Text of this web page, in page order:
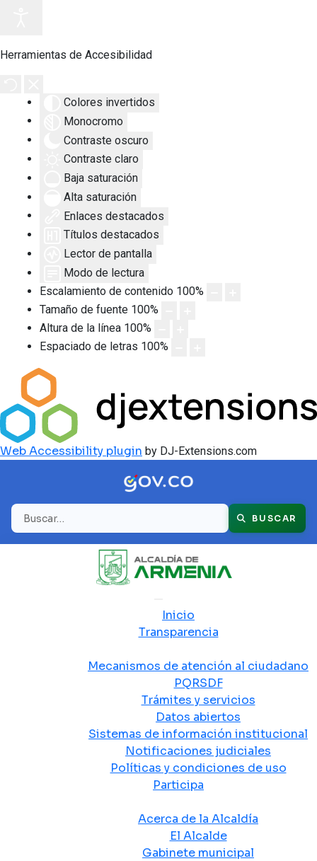
Herramientas de Accesibilidad
Colores invertidos
Monocromo
Contraste oscuro
Contraste claro
Baja saturación
Alta saturación
Enlaces destacados
Títulos destacados
Lector de pantalla
Modo de lectura
Escalamiento de contenido 100%
Tamaño de fuente 100%
Altura de la línea 100%
Espaciado de letras 100%
Web Accessibility plugin by DJ-Extensions.com
Buscar BUSCAR
Inicio
Transparencia
Mecanismos de atención al ciudadano
PQRSDF
Trámites y servicios
Datos abiertos
Sistemas de información institucional
Notificaciones judiciales
Políticas y condiciones de uso
Participa
Acerca de la Alcaldía
El Alcalde
Gabinete municipal